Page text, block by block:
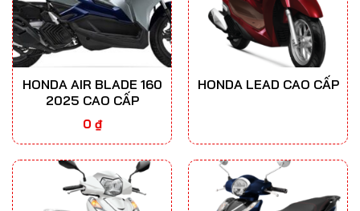
HONDA AIR BLADE 160
2025 CAO CẤP
0 ₫
HONDA LEAD CAO CẤP